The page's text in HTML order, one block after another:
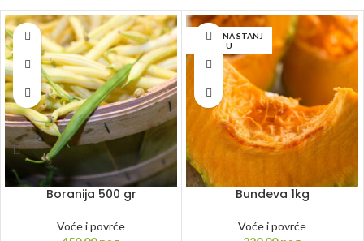
Boranija 500 gr
Voće i povrće
NEMA NA STANJ
U
Bundeva 1kg
Voće i povrće